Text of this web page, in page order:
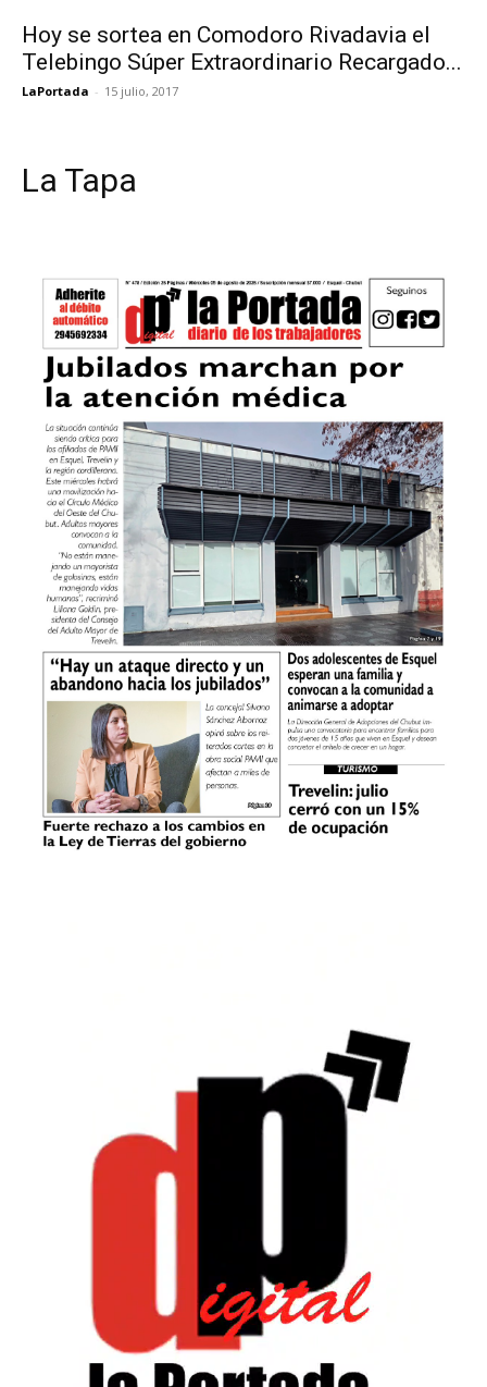
Hoy se sortea en Comodoro Rivadavia el
Telebingo Súper Extraordinario Recargado...
LaPortada - 15 julio, 2017
La Tapa